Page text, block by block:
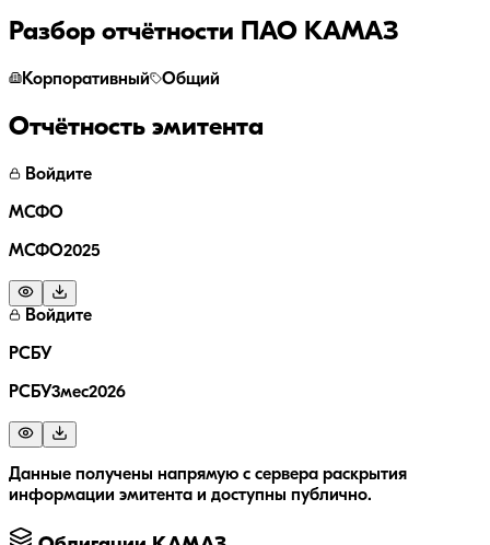
Разбор отчётности ПАО КАМАЗ
Корпоративный Общий
Отчётность эмитента
Войдите
МСФО
МСФО2025
Войдите
РСБУ
РСБУ3мес2026
Данные получены напрямую с сервера раскрытия
информации эмитента и доступны публично.